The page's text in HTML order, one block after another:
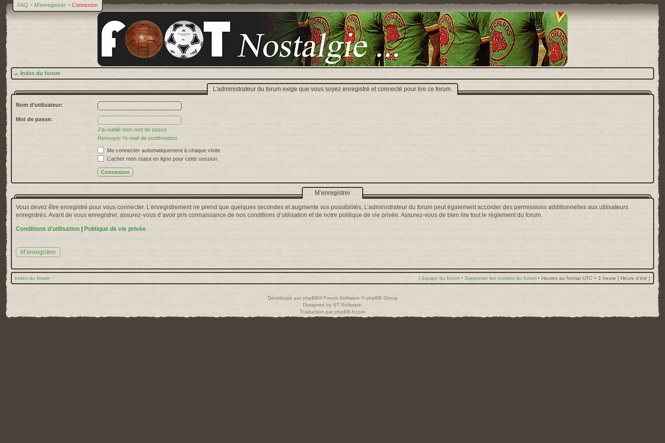
FAQ • M’enregistrer • Connexion
Index du forum
L’administrateur du forum exige que vous soyez enregistré et connecté pour lire ce forum.
Nom d’utilisateur:
Mot de passe:
J’ai oublié mon mot de passe
Renvoyer l’e-mail de confirmation
Me connecter automatiquement à chaque visite
Cacher mon statut en ligne pour cette session
M’enregistrer
Vous devez être enregistré pour vous connecter. L’enregistrement ne prend que quelques secondes et augmente vos possibilités. L’administrateur du forum peut également accorder des permissions additionnelles aux utilisateurs
enregistrés. Avant de vous enregistrer, assurez-vous d’avoir pris connaissance de nos conditions d’utilisation et de notre politique de vie privée. Assurez-vous de bien lire tout le règlement du forum.
Conditions d’utilisation
Politique de vie privée
M’enregistrer
Index du forum L’équipe du forum • Supprimer les cookies du forum • Heures au format UTC + 1 heure [ Heure d’été ]
Développé par phpBB® Forum Software © phpBB Group
Designed by ST Software
Traduction par phpBB-fr.com